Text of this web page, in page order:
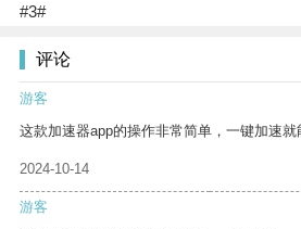
#3#
评论
游客
这款加速器app的操作非常简单，一键加速就
2024-10-14
游客